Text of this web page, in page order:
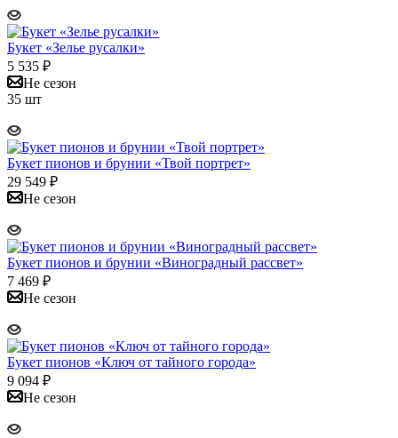
Букет «Зелье русалки»
5 535 ₽
Не сезон
35 шт
Букет пионов и брунии «Твой портрет»
29 549 ₽
Не сезон
Букет пионов и брунии «Виноградный рассвет»
7 469 ₽
Не сезон
Букет пионов «Ключ от тайного города»
9 094 ₽
Не сезон